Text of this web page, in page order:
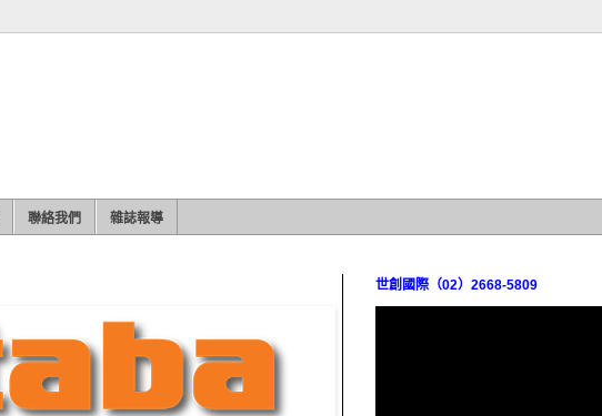
聯絡我們 雜誌報導
世創國際（02）2668-5809